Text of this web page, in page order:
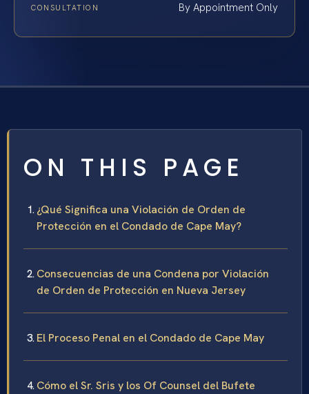
CONSULTATION By Appointment Only
ON THIS PAGE
¿Qué Significa una Violación de Orden de
Protección en el Condado de Cape May?
Consecuencias de una Condena por Violación
de Orden de Protección en Nueva Jersey
El Proceso Penal en el Condado de Cape May
Cómo el Sr. Sris y los Of Counsel del Bufete